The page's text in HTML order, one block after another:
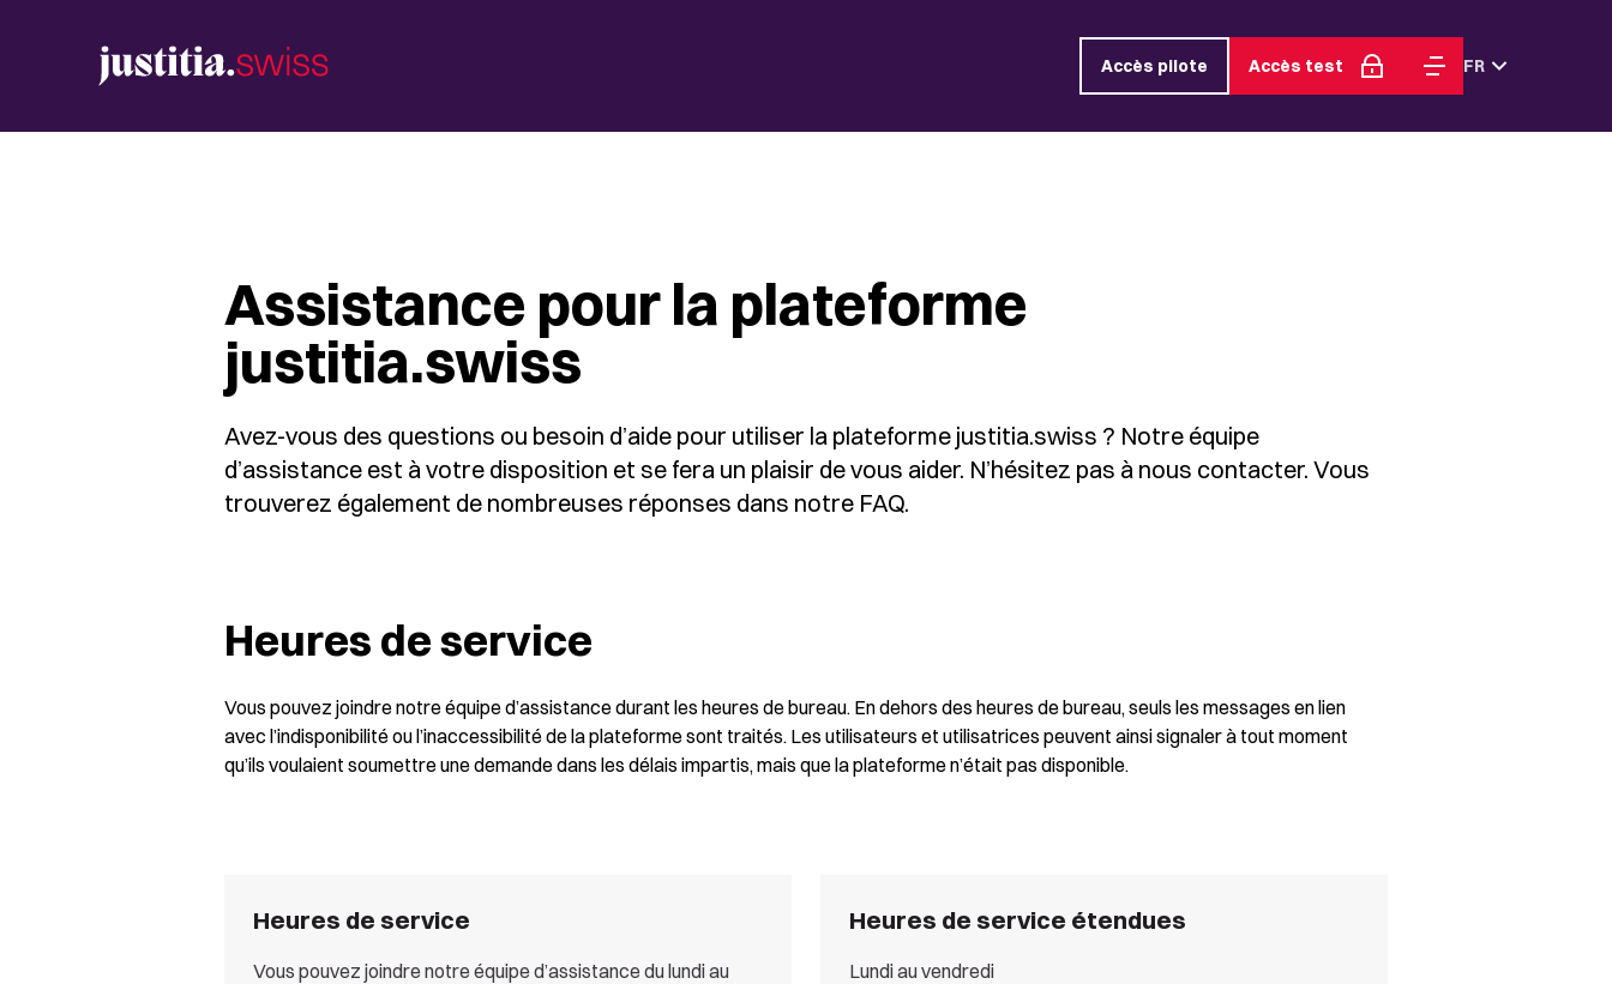
Accès pilote Accès test FR
Assistance pour la plateforme
justitia.swiss
Avez-vous des questions ou besoin d’aide pour utiliser la plateforme justitia.swiss ? Notre équipe
d’assistance est à votre disposition et se fera un plaisir de vous aider. N’hésitez pas à nous contacter. Vous
trouverez également de nombreuses réponses dans notre FAQ.
Heures de service
Vous pouvez joindre notre équipe d’assistance durant les heures de bureau. En dehors des heures de bureau, seuls les messages en lien
avec l’indisponibilité ou l’inaccessibilité de la plateforme sont traités. Les utilisateurs et utilisatrices peuvent ainsi signaler à tout moment
qu’ils voulaient soumettre une demande dans les délais impartis, mais que la plateforme n’était pas disponible.
Heures de service
Vous pouvez joindre notre équipe d’assistance du lundi au
Heures de service étendues
Lundi au vendredi